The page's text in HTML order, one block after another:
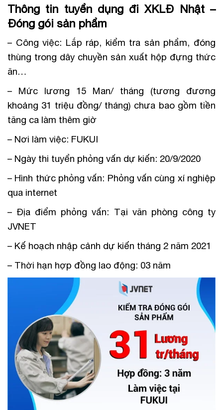
Thông tin tuyển dụng đi XKLĐ Nhật –
Đóng gói sản phẩm
– Công việc: Lắp ráp, kiểm tra sản phẩm, đóng
thùng trong dây chuyền sản xuất hộp đựng thức
ăn…
– Mức lương 15 Man/ tháng (tương đương
khoảng 31 triệu đồng/ tháng) chưa bao gồm tiền
tăng ca làm thêm giờ
– Nơi làm việc: FUKUI
– Ngày thi tuyển phỏng vấn dự kiến: 20/9/2020
– Hình thức phỏng vấn: Phỏng vấn cùng xí nghiệp
qua internet
– Địa điểm phỏng vấn: Tại văn phòng công ty
JVNET
– Kế hoạch nhập cảnh dự kiến tháng 2 năm 2021
– Thời hạn hợp đồng lao động: 03 năm